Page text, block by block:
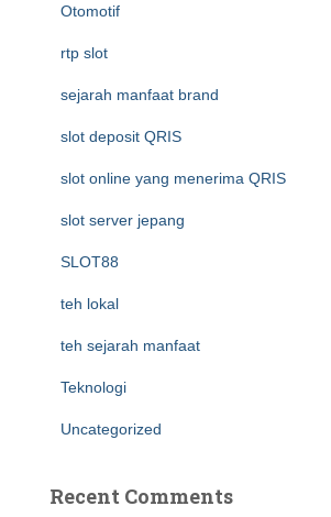
Otomotif
rtp slot
sejarah manfaat brand
slot deposit QRIS
slot online yang menerima QRIS
slot server jepang
SLOT88
teh lokal
teh sejarah manfaat
Teknologi
Uncategorized
Recent Comments